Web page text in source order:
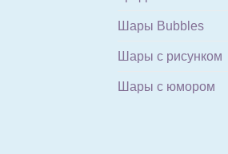
Шары Bubbles
Шары с рисунком
Шары с юмором